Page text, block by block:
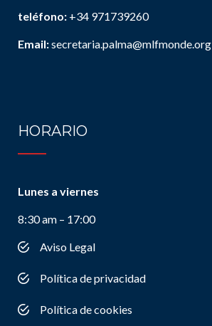
teléfono: +34 971739260
Email:secretaria.palma@mlfmonde.org
HORARIO
Lunes a viernes
8:30 am – 17:00
Aviso Legal
Política de privacidad
Política de cookies